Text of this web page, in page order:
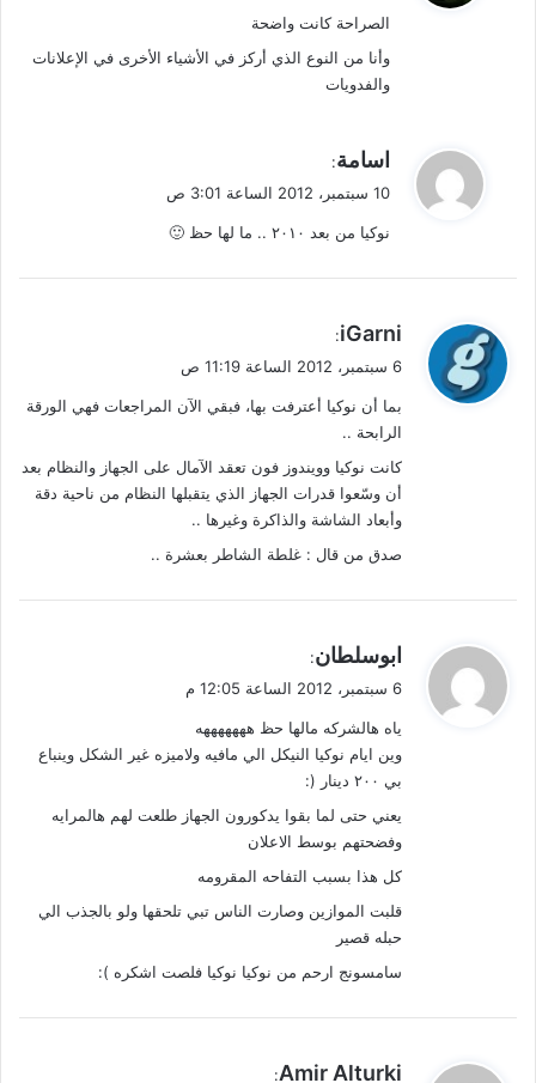
ل
الصراحة كانت واضحة
وأنا من النوع الذي أركز في الأشياء الأخرى في الإعلانات
والفدويات
ي
ل
اسامة:
10 سبتمبر، 2012 الساعة 3:01 ص
نوكيا من بعد ٢٠١٠ .. ما لها حظ 🙂
ي
ل
iGarni
:
6 سبتمبر، 2012 الساعة 11:19 ص
بما أن نوكيا أعترفت بها، فبقي الآن المراجعات فهي الورقة
الرابحة ..
كانت نوكيا وويندوز فون تعقد الآمال على الجهاز والنظام بعد
أن وسّعوا قدرات الجهاز الذي يتقبلها النظام من ناحية دقة
وأبعاد الشاشة والذاكرة وغيرها ..
صدق من قال : غلطة الشاطر بعشرة ..
ي
ل
ابوسلطان:
6 سبتمبر، 2012 الساعة 12:05 م
ياه هالشركه مالها حظ هههههههه
وين ايام نوكيا النيكل الي مافيه ولاميزه غير الشكل وينباع
بي ٢٠٠ دينار (:
يعني حتى لما بقوا يدكورون الجهاز طلعت لهم هالمرايه
وفضحتهم بوسط الاعلان
كل هذا بسبب التفاحه المقرومه
قلبت الموازين وصارت الناس تبي تلحقها ولو بالجذب الي
حبله قصير
سامسونج ارحم من نوكيا نوكيا فلصت اشكره ):
يAmir Alturki
: